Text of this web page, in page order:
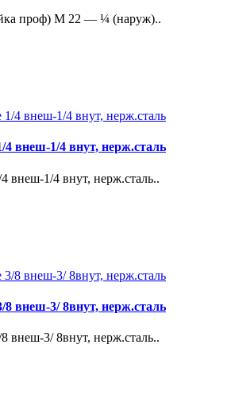
проф) М 22 — ¼ (наруж)..
внеш-1/4 внут, нерж.сталь
внеш-1/4 внут, нерж.сталь..
внеш-3/ 8внут, нерж.сталь
внеш-3/ 8внут, нерж.сталь..